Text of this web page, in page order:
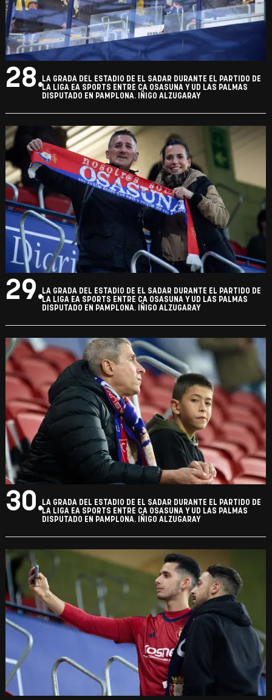
28.LA GRADA DEL ESTADIO DE EL SADAR DURANTE EL PARTIDO DE
LA LIGA EA SPORTS ENTRE CA OSASUNA Y UD LAS PALMAS
DISPUTADO EN PAMPLONA. IÑIGO ALZUGARAY
29.LA GRADA DEL ESTADIO DE EL SADAR DURANTE EL PARTIDO DE
LA LIGA EA SPORTS ENTRE CA OSASUNA Y UD LAS PALMAS
DISPUTADO EN PAMPLONA. IÑIGO ALZUGARAY
30.LA GRADA DEL ESTADIO DE EL SADAR DURANTE EL PARTIDO DE
LA LIGA EA SPORTS ENTRE CA OSASUNA Y UD LAS PALMAS
DISPUTADO EN PAMPLONA. IÑIGO ALZUGARAY